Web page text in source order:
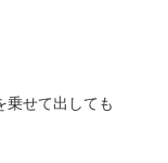
乗せて出しても